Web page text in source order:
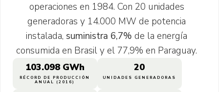
operaciones en 1984. Con 20 unidades
generadoras y 14.000 MW de potencia
instalada,suministra 6,7% de la energía
consumida en Brasil y el 77,9% en Paraguay.
RÉCORD DE PRODUCCIÓN
ANUAL (2016)
103.098 GWh
UNIDADES GENERADORAS
20